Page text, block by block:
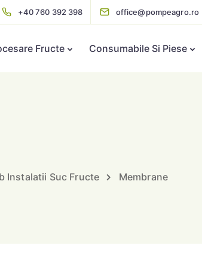
+40 760 392 398 office@pompeagro.ro
Fructe Consumabile Si Piese
Instalatii Suc Fructe Membrane